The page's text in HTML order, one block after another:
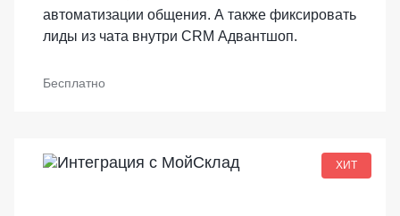
автоматизации общения. А также фиксировать
лиды из чата внутри CRM Адвантшоп.
Бесплатно
ХИТ